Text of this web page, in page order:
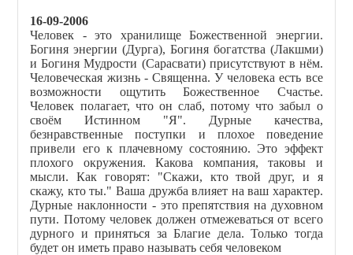
16-09-2006
Человек - это хранилище Божественной энергии.
Богиня энергии (Дурга), Богиня богатства (Лакшми)
и Богиня Мудрости (Сарасвати) присутствуют в нём.
Человеческая жизнь - Священна. У человека есть все
возможности ощутить Божественное Счастье.
Человек полагает, что он слаб, потому что забыл о
своём Истинном "Я". Дурные качества,
безнравственные поступки и плохое поведение
привели его к плачевному состоянию. Это эффект
плохого окружения. Какова компания, таковы и
мысли. Как говорят: "Скажи, кто твой друг, и я
скажу, кто ты." Ваша дружба влияет на ваш характер.
Дурные наклонности - это препятствия на духовном
пути. Потому человек должен отмежеваться от всего
дурного и приняться за Благие дела. Только тогда
будет он иметь право называть себя человеком